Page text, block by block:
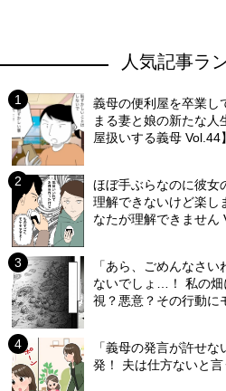
人気記事ラ
義母の便利屋を卒業し
まる妻と娘の新たな人
屋扱いする義母 Vol.44】
ほぼ手ぶらなのに彼女
理解できないけど楽し
なたが理解できません
「あら、ごめんなさ
ないでしょ…！ 私の
視？悪意？その行動に
「義母の発言が許せ
発！ 夫は仕方ないと